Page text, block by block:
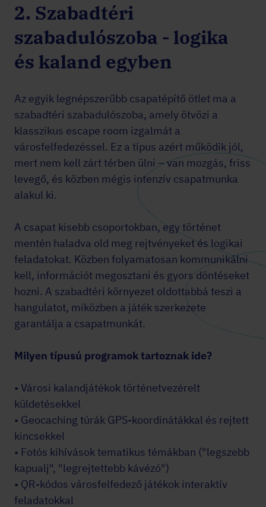
2. Szabadtéri
szabadulószoba - logika
és kaland egyben
Az egyik legnépszerűbb csapatépítő ötlet ma a
szabadtéri szabadulószoba, amely ötvözi a
klasszikus escape room izgalmát a
városfelfedezéssel. Ez a típus azért működik jól,
mert nem kell zárt térben ülni – van mozgás, friss
levegő, és közben mégis intenzív csapatmunka
alakul ki.
A csapat kisebb csoportokban, egy történet
mentén haladva old meg rejtvényeket és logikai
feladatokat. Közben folyamatosan kommunikálni
kell, információt megosztani és gyors döntéseket
hozni. A szabadtéri környezet oldottabbá teszi a
hangulatot, miközben a játék szerkezete
garantálja a csapatmunkát.
Milyen típusú programok tartoznak ide?
• Városi kalandjátékok történetvezérelt
küldetésekkel
• Geocaching túrák GPS-koordinátákkal és rejtett
kincsekkel
• Fotós kihívások tematikus témákban ("legszebb
kapualj", "legrejtettebb kávézó")
• QR-kódos városfelfedező játékok interaktív
feladatokkal